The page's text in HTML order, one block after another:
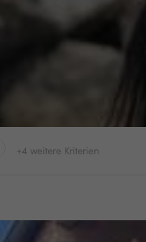
+4 weitere Kriterien